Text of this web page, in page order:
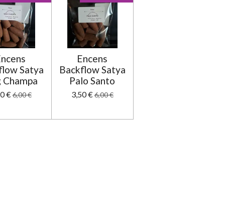
Satya
Champa
€6,00 €
Encens
Backflow Satya
Palo Santo
3,50 €6,00 €